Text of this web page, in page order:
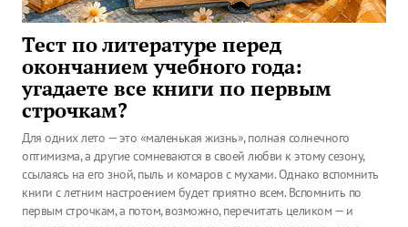
Тест по литературе перед
окончанием учебного года:
угадаете все книги по первым
строчкам?
Для одних лето — это «маленькая жизнь», полная солнечного
оптимизма, а другие сомневаются в своей любви к этому сезону,
ссылаясь на его зной, пыль и комаров с мухами. Однако вспомнить
книги с летним настроением будет приятно всем. Вспомнить по
первым строчкам, а потом, возможно, перечитать целиком — и